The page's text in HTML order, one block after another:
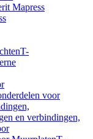
Mapress
T-
voor
en verbindingen,